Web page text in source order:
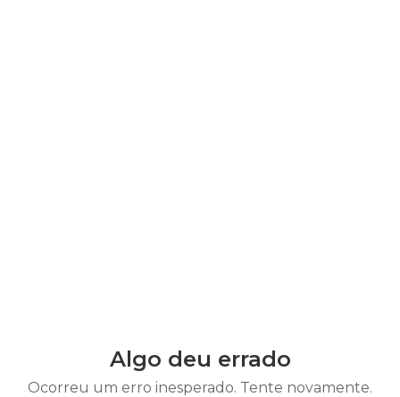
Algo deu errado
Ocorreu um erro inesperado. Tente novamente.